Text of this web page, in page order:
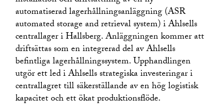
automatiserad lagerhållningsanläggning (ASR
automated storage and retrieval system) i Ahlsells
centrallager i Hallsberg. Anläggningen kommer att
driftsättas som en integrerad del av Ahlsells
befintliga lagerhållningssystem. Upphandlingen
utgör ett led i Ahlsells strategiska investeringar i
centrallagret till säkerställande av en hög logistisk
kapacitet och ett ökat produktionsflöde.